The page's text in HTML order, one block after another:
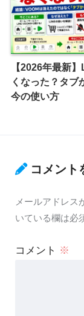
【2026年最新
くなった？タブ
今の使い方
コメント
メールアドレス
いている欄は必
コメント ※